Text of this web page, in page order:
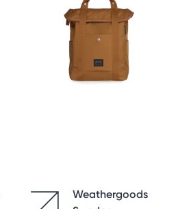
Weathergoods